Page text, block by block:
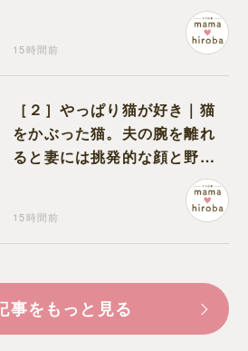
ワいと認定された意外な体験
15時間前
［２］やっぱり猫が好き｜猫
をかぶった猫。夫の腕を離れ
ると妻には挑発的な顔と野太
15時間前
事をもっと見る